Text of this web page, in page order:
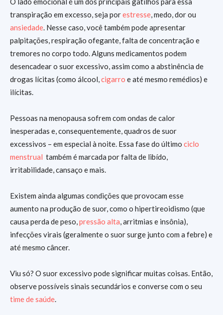
transpiração em excesso, seja porestresse, medo, dor ou
ansiedade. Nesse caso, você também pode apresentar
palpitações, respiração ofegante, falta de concentração e
tremores no corpo todo. Alguns medicamentos podem
desencadear o suor excessivo, assim como a abstinência de
drogas lícitas (como álcool,cigarro e até mesmo remédios) e
ilícitas.
Pessoas na menopausa sofrem com ondas de calor
inesperadas e, consequentemente, quadros de suor
excessivos – em especial à noite. Essa fase do último ciclo
menstrual também é marcada por falta de libído,
irritabilidade, cansaço e mais.
Existem ainda algumas condições que provocam esse
aumento na produção de suor, como o hipertireoidismo (que
causa perda de peso,pressão alta, arritmias e insônia),
infecções virais (geralmente o suor surge junto com a febre) e
até mesmo câncer.
Viu só? O suor excessivo pode significar muitas coisas. Então,
observe possíveis sinais secundários e converse com o seu
time de saúde.